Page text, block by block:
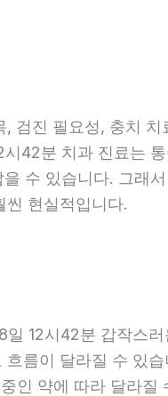
검진 필요성, 충치
42분 치과 진료는
수 있습니다. 그래
현실적입니다.
12시42분 갑작스
름이 달라질 수 있
인 약에 따라 달라질